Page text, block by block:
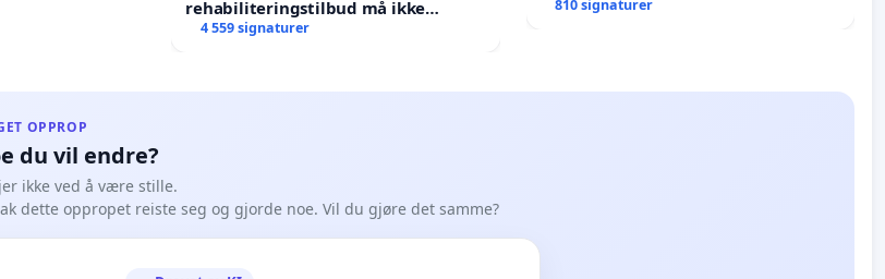
rehabiliteringstilbud må ikke
forkastes.
4 559 signaturer
810 signaturer
OPPROP
du vil endre?
ikke ved å være stille.
dette oppropet reiste seg og gjorde noe. Vil du gjøre det samme?